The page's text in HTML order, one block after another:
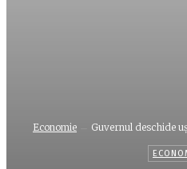
Economie Guvernul deschide